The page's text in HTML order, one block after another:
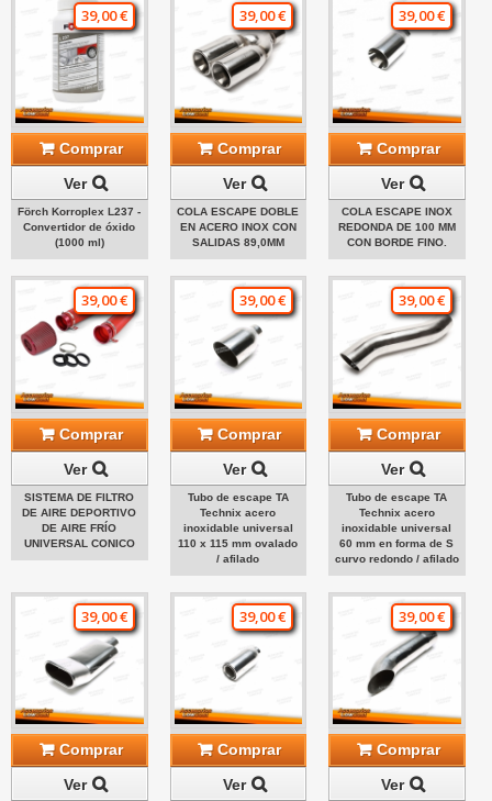
39,00 €
Comprar
Ver
Förch Korroplex L237 -
Convertidor de óxido
(1000 ml)
39,00 €
Comprar
Ver
COLA ESCAPE DOBLE
EN ACERO INOX CON
SALIDAS 89,0MM
39,00 €
Comprar
Ver
COLA ESCAPE INOX
REDONDA DE 100 MM
CON BORDE FINO.
39,00 €
Comprar
Ver
SISTEMA DE FILTRO
DE AIRE DEPORTIVO
DE AIRE FRÍO
UNIVERSAL CONICO
39,00 €
Comprar
Ver
Tubo de escape TA
Technix acero
inoxidable universal
110 x 115 mm ovalado
/ afilado
39,00 €
Comprar
Ver
Tubo de escape TA
Technix acero
inoxidable universal
60 mm en forma de S
curvo redondo / afilado
39,00 €
Comprar
Ver
39,00 €
Comprar
Ver
39,00 €
Comprar
Ver